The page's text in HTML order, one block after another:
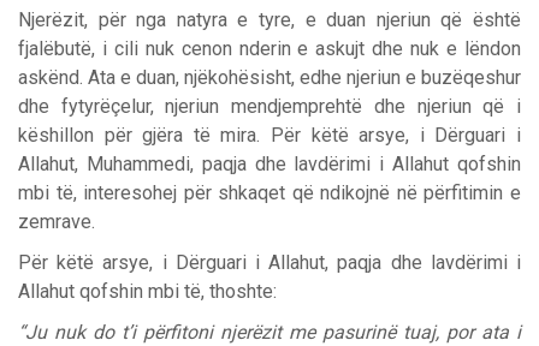
Njerëzit, për nga natyra e tyre, e duan njeriun që është
fjalëbutë, i cili nuk cenon nderin e askujt dhe nuk e lëndon
askënd. Ata e duan, njëkohësisht, edhe njeriun e buzëqeshur
dhe fytyrëçelur, njeriun mendjemprehtë dhe njeriun që i
këshillon për gjëra të mira. Për këtë arsye, i Dërguari i
Allahut, Muhammedi, paqja dhe lavdërimi i Allahut qofshin
mbi të, interesohej për shkaqet që ndikojnë në përfitimin e
zemrave.
Për këtë arsye, i Dërguari i Allahut, paqja dhe lavdërimi i
Allahut qofshin mbi të, thoshte:
“Ju nuk do t’i përfitoni njerëzit me pasurinë tuaj, por ata i